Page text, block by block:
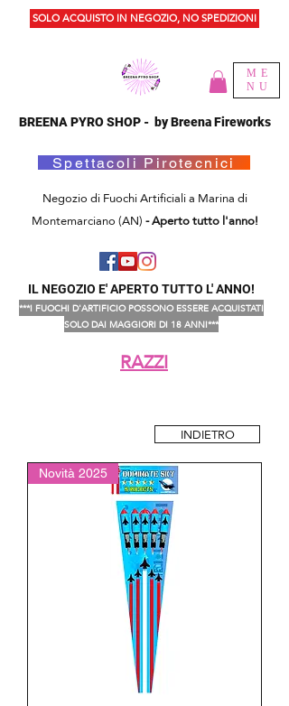
ME
NU
BREENA PYRO SHOP - by Breena Fireworks
Spettacoli Pirotecnici
Negozio di Fuochi Artificiali a Marina di
Montemarciano (AN)- Aperto tutto l'anno!
IL NEGOZIO E' APERTO TUTTO L' ANNO!
SOLO ACQUISTO IN NEGOZIO, NO SPEDIZIONI
***I FUOCHI D'ARTIFICIO POSSONO ESSERE ACQUISTATI
SOLO DAI MAGGIORI DI 18 ANNI***
RAZZI
INDIETRO
Novità 2025